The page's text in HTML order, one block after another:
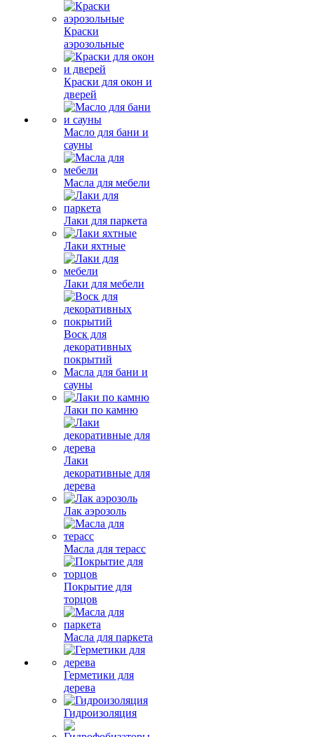
Краски
аэрозольные
Краски для окон и
дверей
Масло для бани и
сауны
Масла для мебели
Лаки для паркета
Лаки яхтные
Лаки для мебели
Воск для
декоративных
покрытий
Масла для бани и
сауны
Лаки по камню
Лаки
декоративные для
дерева
Лак аэрозоль
Масла для терасс
Покрытие для
торцов
Масла для паркета
Герметики для
дерева
Гидроизоляция